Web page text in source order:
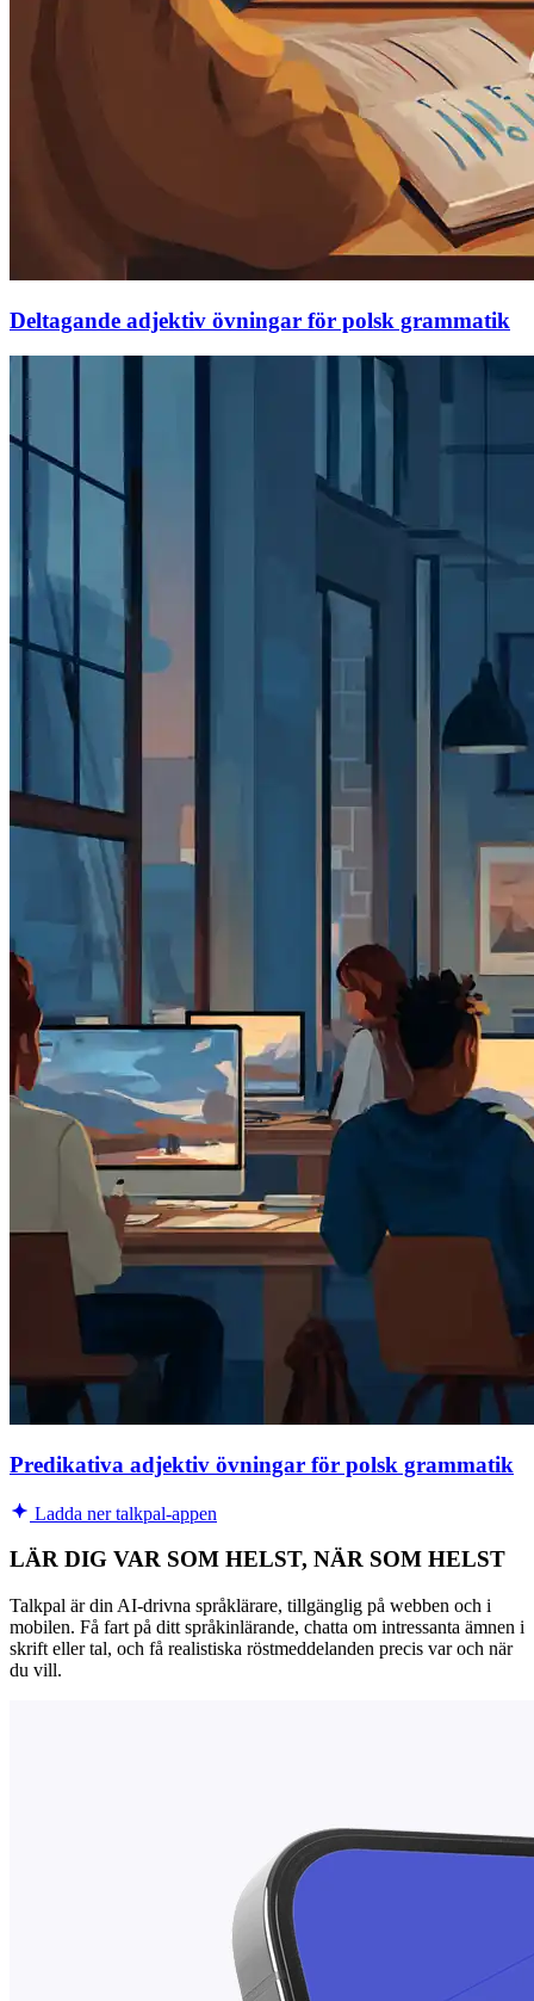
Deltagande adjektiv övningar för polsk grammatik
Predikativa adjektiv övningar för polsk grammatik
Ladda ner talkpal-appen
LÄR DIG VAR SOM HELST, NÄR SOM HELST
Talkpal är din AI-drivna språklärare, tillgänglig på webben och i
mobilen. Få fart på ditt språkinlärande, chatta om intressanta ämnen i
skrift eller tal, och få realistiska röstmeddelanden precis var och när
du vill.